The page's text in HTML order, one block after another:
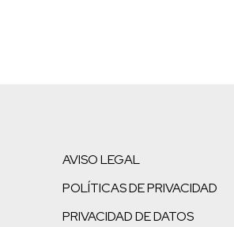
AVISO LEGAL
POLÍTICAS DE PRIVACIDAD
PRIVACIDAD DE DATOS